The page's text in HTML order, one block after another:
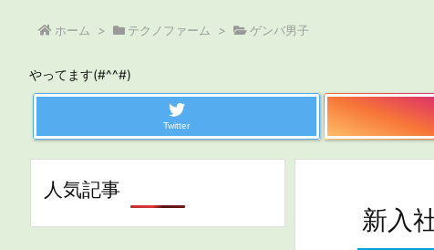
ホーム > テクノファーム > ゲンバ男子
やってます(#^^#)
Twitter
新入
人気記事